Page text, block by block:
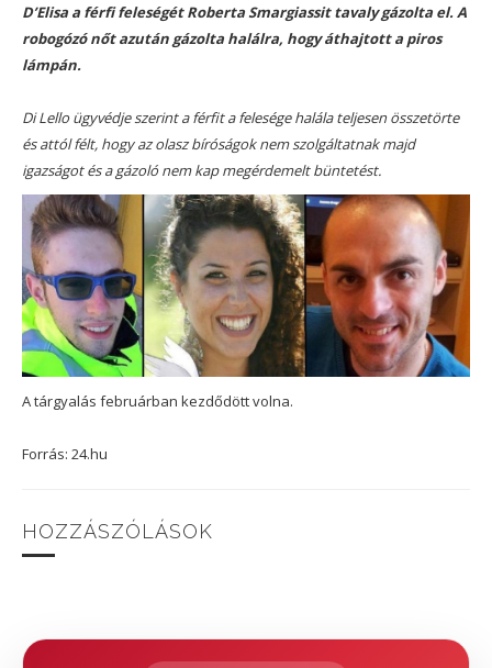
D’Elisa a férfi feleségét Roberta Smargiassit tavaly gázolta el. A
robogózó nőt azután gázolta halálra, hogy áthajtott a piros
lámpán.
Di Lello ügyvédje szerint a férfit a felesége halála teljesen összetörte
és attól félt, hogy az olasz bíróságok nem szolgáltatnak majd
igazságot és a gázoló nem kap megérdemelt büntetést.
A tárgyalás februárban kezdődött volna.
Forrás: 24.hu
HOZZÁSZÓLÁSOK